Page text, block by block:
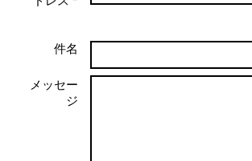
件名
メッセー
ジ